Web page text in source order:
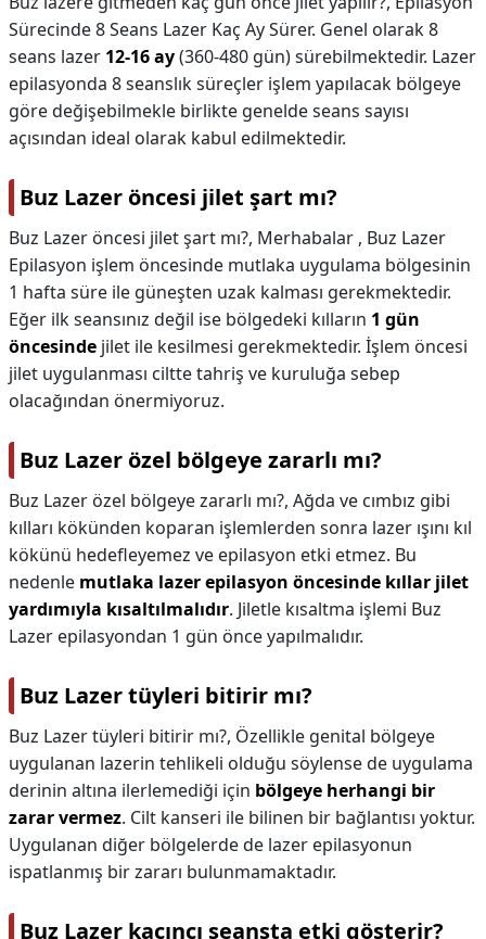
Sürecinde 8 Seans Lazer Kaç Ay Sürer. Genel olarak 8
seans lazer 12-16 ay(360-480 gün) sürebilmektedir. Lazer
epilasyonda 8 seanslık süreçler işlem yapılacak bölgeye
göre değişebilmekle birlikte genelde seans sayısı
açısından ideal olarak kabul edilmektedir.
Buz Lazer öncesi jilet şart mı?
Buz Lazer öncesi jilet şart mı?, Merhabalar , Buz Lazer
Epilasyon işlem öncesinde mutlaka uygulama bölgesinin
1 hafta süre ile güneşten uzak kalması gerekmektedir.
Eğer ilk seansınız değil ise bölgedeki kılların 1 gün
öncesinde jilet ile kesilmesi gerekmektedir. İşlem öncesi
jilet uygulanması ciltte tahriş ve kuruluğa sebep
olacağından önermiyoruz.
Buz Lazer özel bölgeye zararlı mı?
Buz Lazer özel bölgeye zararlı mı?, Ağda ve cımbız gibi
kılları kökünden koparan işlemlerden sonra lazer ışını kıl
kökünü hedefleyemez ve epilasyon etki etmez. Bu
nedenle mutlaka lazer epilasyon öncesinde kıllar jilet
yardımıyla kısaltılmalıdır. Jiletle kısaltma işlemi Buz
Lazer epilasyondan 1 gün önce yapılmalıdır.
Buz Lazer tüyleri bitirir mı?
Buz Lazer tüyleri bitirir mı?, Özellikle genital bölgeye
uygulanan lazerin tehlikeli olduğu söylense de uygulama
derinin altına ilerlemediği için bölgeye herhangi bir
zarar vermez. Cilt kanseri ile bilinen bir bağlantısı yoktur.
Uygulanan diğer bölgelerde de lazer epilasyonun
ispatlanmış bir zararı bulunmamaktadır.
Buz Lazer kaçıncı seansta etki gösterir?